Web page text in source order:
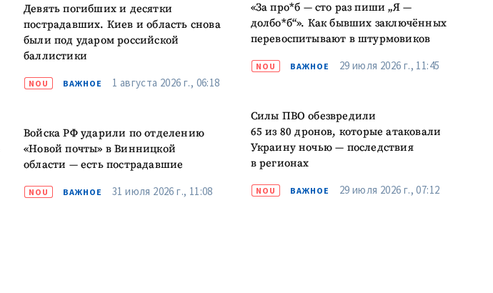
Девять погибших и десятки
пострадавших. Киев и область снова
были под ударом российской
баллистики
NOU ВАЖНОЕ 1 августа 2026 г., 06:18
Войска РФ ударили по отделению
«Новой почты» в Винницкой
области — есть пострадавшие
NOU ВАЖНОЕ 31 июля 2026 г., 11:08
«За про*б — сто раз пиши „Я —
долбо*б“». Как бывших заключённых
перевоспитывают в штурмовиков
NOU ВАЖНОЕ 29 июля 2026 г., 11:45
Силы ПВО обезвредили
65 из 80 дронов, которые атаковали
Украину ночью — последствия
в регионах
NOU ВАЖНОЕ 29 июля 2026 г., 07:12